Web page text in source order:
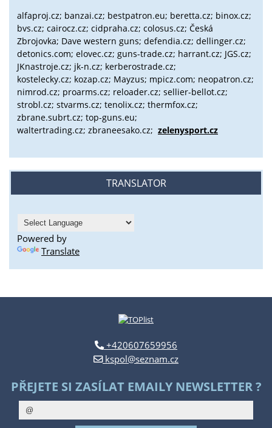
alfaproj.cz; banzai.cz; bestpatron.eu; beretta.cz; binox.cz;
bvs.cz; cairocz.cz; cidpraha.cz; colosus.cz; Česká
Zbrojovka; Dave western guns; defendia.cz; dellinger.cz;
detonics.com; elovec.cz; guns-trade.cz; harrant.cz; JGS.cz;
JKnastroje.cz; jk-n.cz; kerberostrade.cz;
kostelecky.cz; kozap.cz; Mayzus; mpicz.com; neopatron.cz;
nimrod.cz; proarms.cz; reloader.cz; sellier-bellot.cz;
strobl.cz; stvarms.cz; tenolix.cz; thermfox.cz;
zbrane.subrt.cz; top-guns.eu;
waltertrading.cz; zbraneesako.cz; zelenysport.cz
TRANSLATOR
Powered by
Translate
+420607659956
kspol@seznam.cz
PŘEJETE SI ZASÍLAT EMAILY NEWSLETTER ?